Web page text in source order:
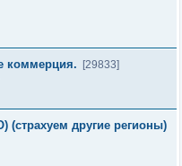
коммерция.
[29833]
(страхуем другие регионы)